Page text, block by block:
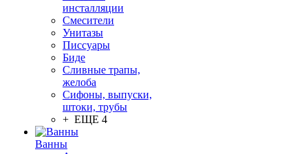
инсталляции
Смесители
Унитазы
Писсуары
Биде
Сливные трапы,
желоба
Сифоны, выпуски,
штоки, трубы
+ ЕЩЕ 4
Ванны